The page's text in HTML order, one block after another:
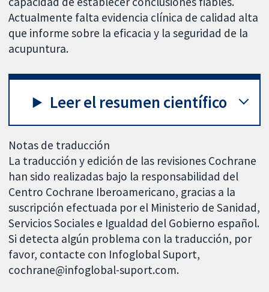
Actualmente falta evidencia clínica de calidad alta
que informe sobre la eficacia y la seguridad de la
acupuntura.
Leer el resumen científico
Notas de traducción
La traducción y edición de las revisiones Cochrane
han sido realizadas bajo la responsabilidad del
Centro Cochrane Iberoamericano, gracias a la
suscripción efectuada por el Ministerio de Sanidad,
Servicios Sociales e Igualdad del Gobierno español.
Si detecta algún problema con la traducción, por
favor, contacte con Infoglobal Suport,
cochrane@infoglobal-suport.com.